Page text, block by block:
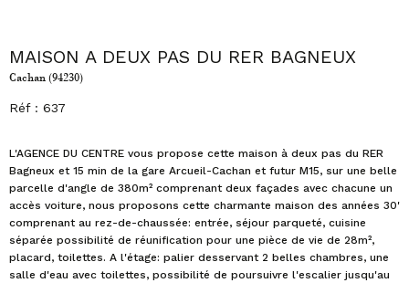
MAISON A DEUX PAS DU RER BAGNEUX
Cachan (94230)
Réf : 637
L'AGENCE DU CENTRE vous propose cette maison à deux pas du RER
Bagneux et 15 min de la gare Arcueil-Cachan et futur M15, sur une belle
parcelle d'angle de 380m² comprenant deux façades avec chacune un
accès voiture, nous proposons cette charmante maison des années 30'
comprenant au rez-de-chaussée: entrée, séjour parqueté, cuisine
séparée possibilité de réunification pour une pièce de vie de 28m²,
placard, toilettes. A l'étage: palier desservant 2 belles chambres, une
salle d'eau avec toilettes, possibilité de poursuivre l'escalier jusqu'au